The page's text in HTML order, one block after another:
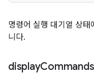
명령어 실행 대기열 상
니다.
displayCommands